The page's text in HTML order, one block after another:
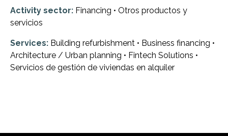
Activity sector: Financing • Otros productos y
servicios
Services: Building refurbishment • Business financing •
Architecture / Urban planning • Fintech Solutions •
Servicios de gestión de viviendas en alquiler